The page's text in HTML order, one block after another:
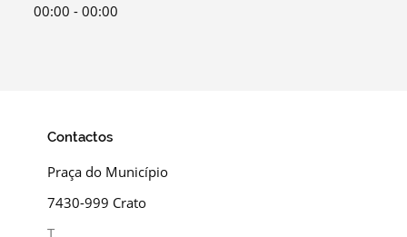
00:00 - 00:00
Contactos
Praça do Município
7430-999 Crato
T.